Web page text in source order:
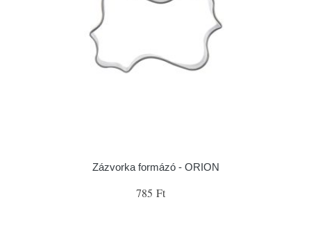
Zázvorka formázó - ORION
785 Ft